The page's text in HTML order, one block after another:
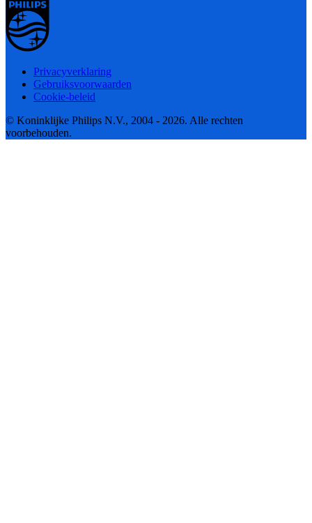
Privacyverklaring
Gebruiksvoorwaarden
Cookie-beleid
© Koninklijke Philips N.V., 2004 - 2026. Alle rechten
voorbehouden.